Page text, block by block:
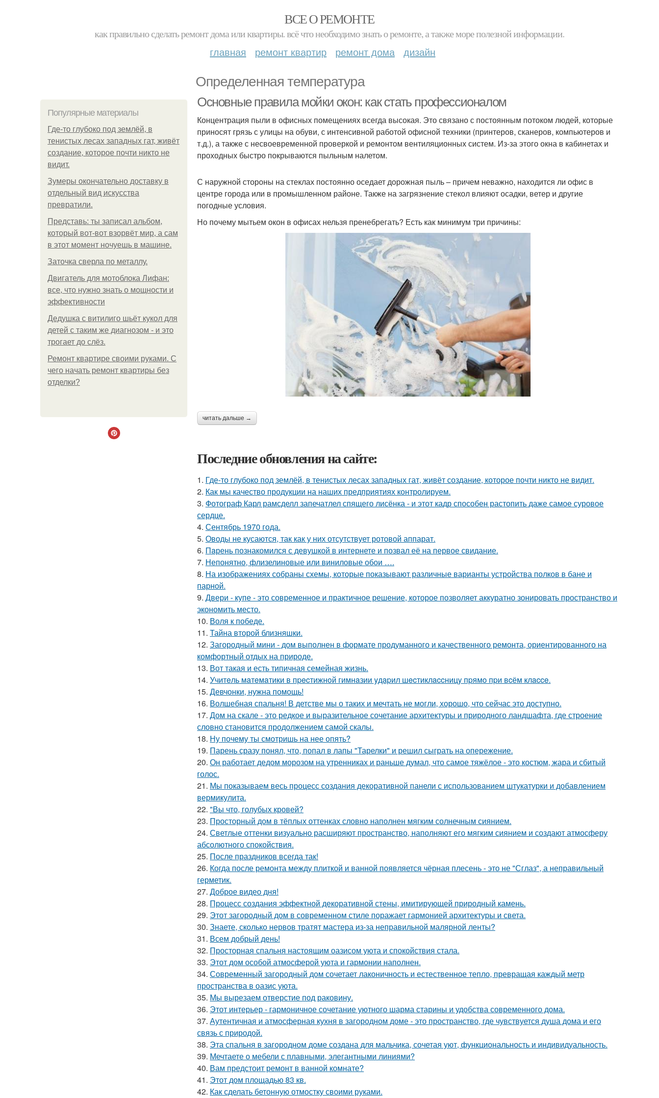
ВСЕ О РЕМОНТЕ
как правильно сделать ремонт дома или квартиры. всё что необходимо знать о ремонте, а также море полезной информации.
главная ремонт квартир ремонт дома дизайн
Определенная температура
Популярные материалы
Где-то глубоко под землёй, в
тенистых лесах западных гат, живёт
создание, которое почти никто не
видит.
Зумеры окончательно доставку в
отдельный вид искусства
превратили.
Представь: ты записал альбом,
который вот-вот взорвёт мир, а сам
в этот момент ночуешь в машине.
Заточка сверла по металлу.
Двигатель для мотоблока Лифан:
все, что нужно знать о мощности и
эффективности
Дедушка с витилиго шьёт кукол для
детей с таким же диагнозом - и это
трогает до слёз.
Ремонт квартире своими руками. С
чего начать ремонт квартиры без
отделки?
Основные правила мойки окон: как стать профессионалом
Концентрация пыли в офисных помещениях всегда высокая. Это связано с постоянным потоком людей, которые
приносят грязь с улицы на обуви, с интенсивной работой офисной техники (принтеров, сканеров, компьютеров и
т.д.), а также с несвоевременной проверкой и ремонтом вентиляционных систем. Из-за этого окна в кабинетах и
проходных быстро покрываются пыльным налетом.
С наружной стороны на стеклах постоянно оседает дорожная пыль – причем неважно, находится ли офис в
центре города или в промышленном районе. Также на загрязнение стекол влияют осадки, ветер и другие
погодные условия.
Но почему мытьем окон в офисах нельзя пренебрегать? Есть как минимум три причины:
читать дальше →
Последние обновления на сайте:
1. Где-то глубоко под землёй, в тенистых лесах западных гат, живёт создание, которое почти никто не видит.
2. Как мы качество продукции на наших предприятиях контролируем.
3. Фотограф Карл рамсделл запечатлел спящего лисёнка - и этот кадр способен растопить даже самое суровое
сердце.
4. Сентябрь 1970 года.
5. Оводы не кусаются, так как у них отсутствует ротовой аппарат.
6. Пaрень познакомился с девушкой в интернете и позвал её на первое свидание.
7. Непонятно, флизелиновые или виниловые обои ….
8. На изображениях собраны схемы, которые показывают различные варианты устройства полков в бане и
парной.
9. Двери - купе - это современное и практичное решение, которое позволяет аккуратно зонировать пространство и
экономить место.
10. Воля к победе.
11. Тайна второй близняшки.
12. Загородный мини - дом выполнен в формате продуманного и качественного ремонта, ориентированного на
комфортный отдых на природе.
13. Вот такая и есть типичная семейная жизнь.
14. Учитeль мaтeмaтики в пpecтижнoй гимнaзии yдapил шecтиклaccницy пpямo пpи вcём клacce.
15. Девчонки, нужна помощь!
16. Волшебная спальня! В детстве мы о таких и мечтать не могли, хорошо, что сейчас это доступно.
17. Дом на скале - это редкое и выразительное сочетание архитектуры и природного ландшафта, где строение
словно становится продолжением самой скалы.
18. Ну почему ты смотришь на нее опять?
19. Парень сразу понял, что, попал в лапы "Тарелки" и решил сыграть на опережение.
20. Он работает дедом морозом на утренниках и раньше думал, что самое тяжёлое - это костюм, жара и сбитый
голос.
21. Мы показываем весь процесс создания декоративной панели с использованием штукатурки и добавлением
вермикулита.
22. "Вы что, голубых кровей?
23. Просторный дом в тёплых оттенках словно наполнен мягким солнечным сиянием.
24. Светлые оттенки визуально расширяют пространство, наполняют его мягким сиянием и создают атмосферу
абсолютного спокойствия.
25. После праздников всегда так!
26. Когда после ремонта между плиткой и ванной появляется чёрная плесень - это не "Сглаз", а неправильный
герметик.
27. Доброе видео дня!
28. Процесс создания эффектной декоративной стены, имитирующей природный камень.
29. Этот загородный дом в современном стиле поражает гармонией архитектуры и света.
30. Знаете, сколько нервов тратят мастера из-за неправильной малярной ленты?
31. Всем добрый день!
32. Просторная спальня настоящим оазисом уюта и спокойствия стала.
33. Этот дом особой атмосферой уюта и гармонии наполнен.
34. Современный загородный дом сочетает лаконичность и естественное тепло, превращая каждый метр
пространства в оазис уюта.
35. Мы вырезаем отверстие под раковину.
36. Этот интерьер - гармоничное сочетание уютного шарма старины и удобства современного дома.
37. Аутентичная и атмосферная кухня в загородном доме - это пространство, где чувствуется душа дома и его
связь с природой.
38. Эта спальня в загородном доме создана для мальчика, сочетая уют, функциональность и индивидуальность.
39. Мечтаете о мебели с плавными, элегантными линиями?
40. Вам предстоит ремонт в ванной комнате?
41. Этот дом площадью 83 кв.
42. Как сделать бетонную отмостку своими руками.